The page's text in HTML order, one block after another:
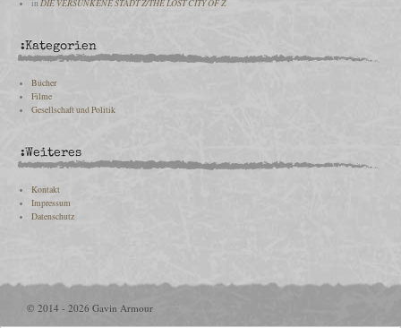
inDIE VERSUNKENE STADT Z/THE LOST CITY OF Z
:Kategorien
Bücher
Filme
Gesellschaft und Politik
:Weiteres
Kontakt
Impressum
Datenschutz
© 2014 - 2026 Gavin Armour